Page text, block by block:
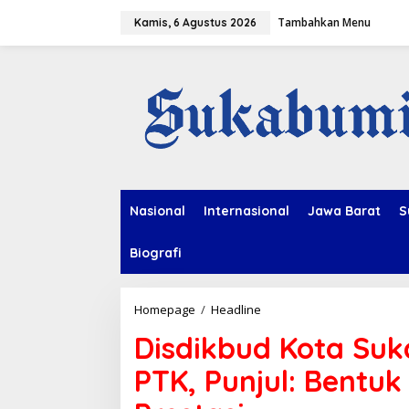
Kamis, 6 Agustus 2026 Tambahkan Menu
Nasional Internasional Jawa Barat
Biografi
Homepage / Headline
s
d
i
k
Disdikbud Kota
PTK, Punjul: